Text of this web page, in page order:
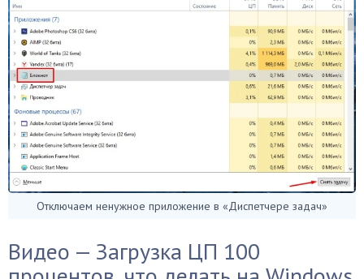
Отключаем ненужное приложение в «Диспетчере задач»
Видео — Загрузка ЦП 100